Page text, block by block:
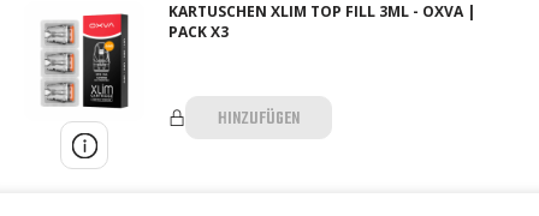
KARTUSCHEN XLIM TOP FILL 3ML - OXVA |
PACK X3
HINZUFÜGEN